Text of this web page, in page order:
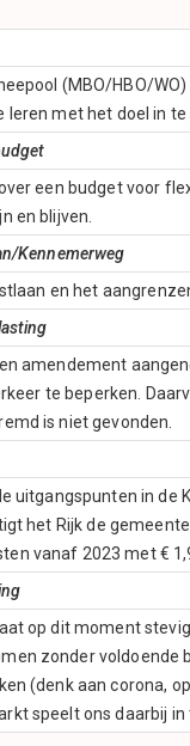
(MBO/HBO/
met het doel in
een budget voor
en blijven.
Kennemerweg
en het
amendement
te beperken.
is niet gevonden.
uitgangspunten in
het Rijk de
vanaf 2023 met €
op dit moment
zonder voldoende
(denk aan corona,
speelt ons daarbij